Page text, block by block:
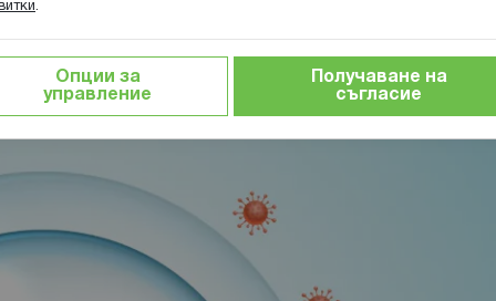
видове и функции
.
Опции за
управление
Получаване на
съгласие